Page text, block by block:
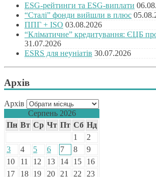
ESG-рейтинги та ESG-виплати
“Сталі” фонди вийшли в плюс
ППГ + ISO 03.08.2026
“Кліматичне” кредитування: ЄЦБ
31.07.2026
ESRS для неуніатів 30.07.2026
Архів
Архів
Серпень 2026
Пн Вт Ср Чт Пт Сб Нд
1
2
3
4 5 6 7 8
9
10
11 12 13 14 15
16
17
18 19 20 21 22 23